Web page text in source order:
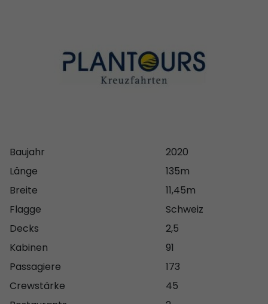
Baujahr
2020
Länge
135m
Breite
11,45m
Flagge
Schweiz
Decks
2,5
Kabinen
91
Passagiere
173
Crewstärke
45